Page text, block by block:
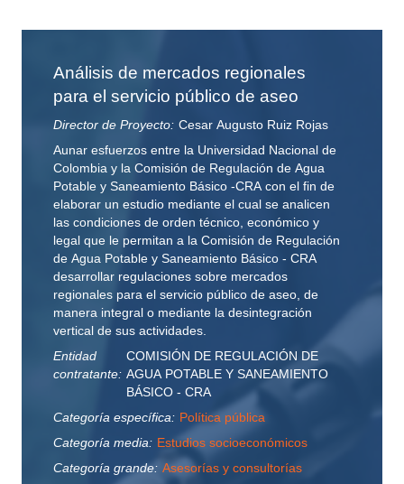
Análisis de mercados regionales
para el servicio público de aseo
Director de Proyecto: Cesar Augusto Ruiz Rojas
Aunar esfuerzos entre la Universidad Nacional de
Colombia y la Comisión de Regulación de Agua
Potable y Saneamiento Básico -CRA con el fin de
elaborar un estudio mediante el cual se analicen
las condiciones de orden técnico, económico y
legal que le permitan a la Comisión de Regulación
de Agua Potable y Saneamiento Básico - CRA
desarrollar regulaciones sobre mercados
regionales para el servicio público de aseo, de
manera integral o mediante la desintegración
vertical de sus actividades.
Entidad
contratante:
COMISIÓN DE REGULACIÓN DE
AGUA POTABLE Y SANEAMIENTO
BÁSICO - CRA
Categoría específica: Política pública
Categoría media: Estudios socioeconómicos
Categoría grande: Asesorías y consultorías